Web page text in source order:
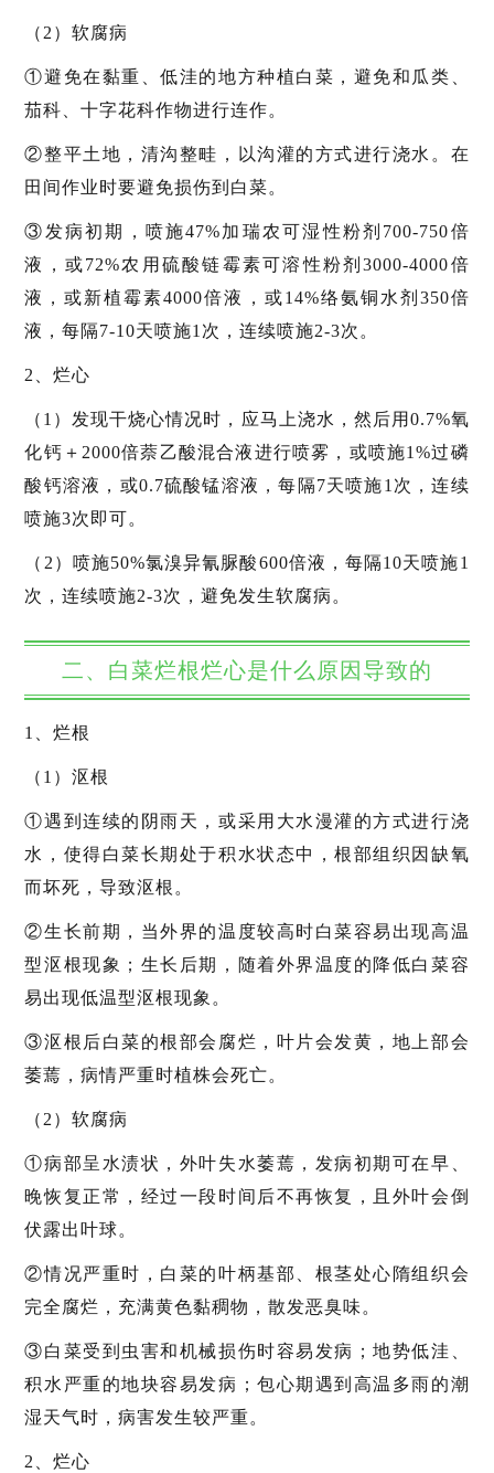
（2）软腐病
①避免在黏重、低洼的地方种植白菜，避免和瓜类、
茄科、十字花科作物进行连作。
②整平土地，清沟整畦，以沟灌的方式进行浇水。在
田间作业时要避免损伤到白菜。
③发病初期，喷施47%加瑞农可湿性粉剂700-750倍
液，或72%农用硫酸链霉素可溶性粉剂3000-4000倍
液，或新植霉素4000倍液，或14%络氨铜水剂350倍
液，每隔7-10天喷施1次，连续喷施2-3次。
2、烂心
（1）发现干烧心情况时，应马上浇水，然后用0.7%氧
化钙＋2000倍萘乙酸混合液进行喷雾，或喷施1%过磷
酸钙溶液，或0.7硫酸锰溶液，每隔7天喷施1次，连续
喷施3次即可。
（2）喷施50%氯溴异氰脲酸600倍液，每隔10天喷施1
次，连续喷施2-3次，避免发生软腐病。
二、白菜烂根烂心是什么原因导致的
1、烂根
（1）沤根
①遇到连续的阴雨天，或采用大水漫灌的方式进行浇
水，使得白菜长期处于积水状态中，根部组织因缺氧
而坏死，导致沤根。
②生长前期，当外界的温度较高时白菜容易出现高温
型沤根现象；生长后期，随着外界温度的降低白菜容
易出现低温型沤根现象。
③沤根后白菜的根部会腐烂，叶片会发黄，地上部会
萎蔫，病情严重时植株会死亡。
（2）软腐病
①病部呈水渍状，外叶失水萎蔫，发病初期可在早、
晚恢复正常，经过一段时间后不再恢复，且外叶会倒
伏露出叶球。
②情况严重时，白菜的叶柄基部、根茎处心隋组织会
完全腐烂，充满黄色黏稠物，散发恶臭味。
③白菜受到虫害和机械损伤时容易发病；地势低洼、
积水严重的地块容易发病；包心期遇到高温多雨的潮
湿天气时，病害发生较严重。
2、烂心